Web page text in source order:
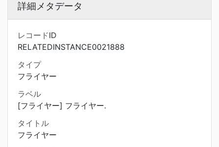
詳細メタデータ
レコードID
RELATEDINSTANCE0021888
タイプ
フライヤー
ラベル
[フライヤー] フライヤー.
タイトル
フライヤー